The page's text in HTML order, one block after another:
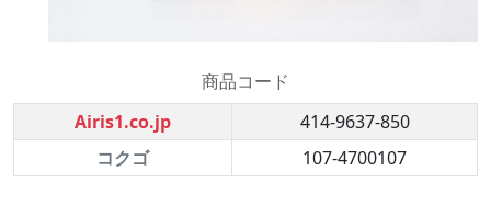
商品コード
Airis1.co.jp
414-9637-850
コクゴ
107-4700107